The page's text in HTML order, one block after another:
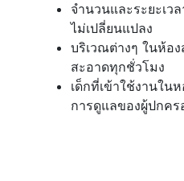
จำนวนและระยะเว
ไม่เปลี่ยนแปลง
บริเวณต่างๆ ในห้อ
สะอาดทุกชั่วโมง
เด็กที่เข้าใช้งานใน
การดูแลของผู้ปกคร